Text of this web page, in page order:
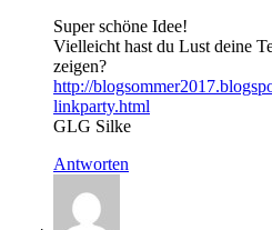
Super schöne Idee!
Vielleicht hast du Lust deine
zeigen?
http://
linkparty.html
GLG Silke
Antworten